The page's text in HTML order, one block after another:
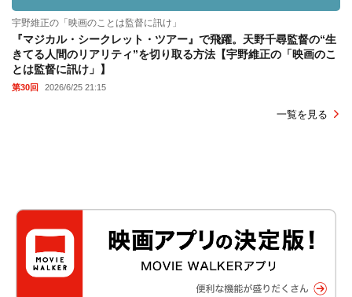
宇野維正の「映画のことは監督に訊け」
『マジカル・シークレット・ツアー』で飛躍。天野千尋監督の“生
きてる人間のリアリティ”を切り取る方法【宇野維正の「映画のこ
とは監督に訊け」】
第30回 2026/6/25 21:15
一覧を見る